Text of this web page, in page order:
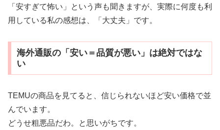
「安すぎて怖い」という声も聞きますが、実際に何度も利
用している私の感想は、「大丈夫」です。
海外通販の「安い＝品質が悪い」は絶対ではな
い
TEMUの商品を見てると、信じられないほど安い価格で並
んでいます。
どうせ粗悪品だわ。と思いがちです。